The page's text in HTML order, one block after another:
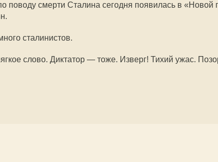
поводу смерти Сталина сегодня появилась в «Новой
сталинистов.
слово. Диктатор — тоже. Изверг! Тихий ужас.